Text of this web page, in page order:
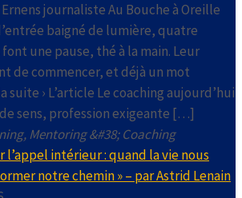
journaliste Au Bouche à Oreille
baigné de lumière, quatre
une pause, thé à la main. Leur
de commencer, et déjà un mot
suite › L’article Le coaching aujourd’hui
sens, profession exigeante […]
Mentoring &#38; Coaching
l’appel intérieur : quand la vie nous
notre chemin » – par Astrid Lenain